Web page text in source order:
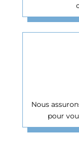
Nous
pour